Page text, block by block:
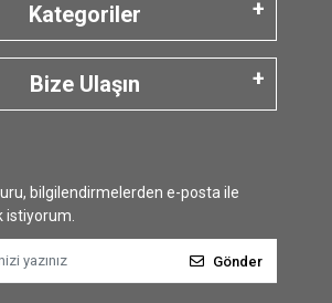
Kategoriler
Bize Ulaşın
bilgilendirmelerden e-posta ile
istiyorum.
Gönder